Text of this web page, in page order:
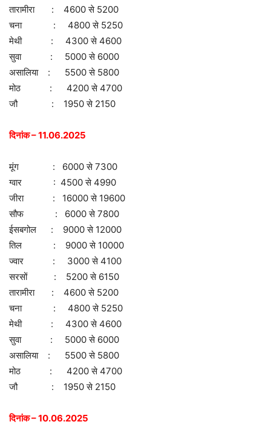
तारामीरा : 4600 से 5200
चना : 4800 से 5250
मेथी : 4300 से 4600
सुवा : 5000 से 6000
असालिया : 5500 से 5800
मोठ : 4200 से 4700
जौ : 1950 से 2150
दिनांक – 11.06.2025
मूंग : 6000 से 7300
ग्वार : 4500 से 4990
जीरा : 16000 से 19600
सौफ : 6000 से 7800
ईसबगोल : 9000 से 12000
तिल : 9000 से 10000
ज्वार : 3000 से 4100
सरसों : 5200 से 6150
तारामीरा : 4600 से 5200
चना : 4800 से 5250
मेथी : 4300 से 4600
सुवा : 5000 से 6000
असालिया : 5500 से 5800
मोठ : 4200 से 4700
जौ : 1950 से 2150
दिनांक – 10.06.2025